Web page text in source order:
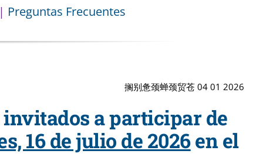
| Preguntas Frecuentes
搁别惫颈蝉颈贸苍 04 01 2026
a participar de
16 de julio de 2026en el